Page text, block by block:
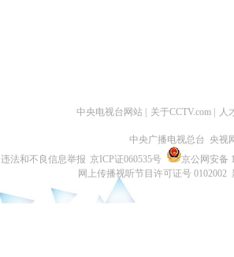
中央电视台网站 关于CCTV.com 人
中央广播电视总台 央视
违法和不良信息举报 京ICP证060535号
京公网安备
网上传播视听节目许可证号 0102002